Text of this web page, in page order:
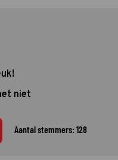
niet
Aantal stemmers: 128